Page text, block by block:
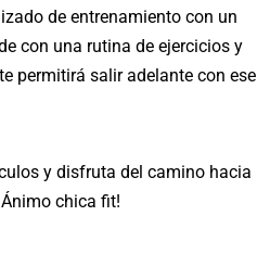
de entrenamiento con un
con una rutina de ejercicios y
permitirá salir adelante con ese
y disfruta del camino hacia
chica fit!